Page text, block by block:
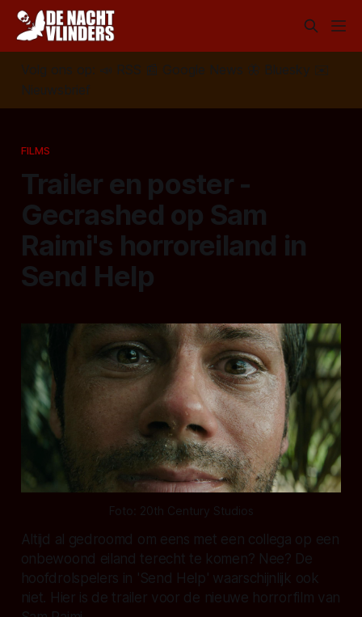
Volg ons op: 📣 RSS 📰 Google News 🦋 Bluesky
✉️
Nieuwsbrief
FILMS
Trailer en poster -
Gecrashed op Sam
Raimi's horroreiland in
Send Help
Foto: 20th Century Studios
Altijd al gedroomd om eens met een collega op een
onbewoond eiland terecht te komen? Nee? De
hoofdrolspelers in 'Send Help' waarschijnlijk ook
niet. Hier is de trailer voor de nieuwe horrorfilm van